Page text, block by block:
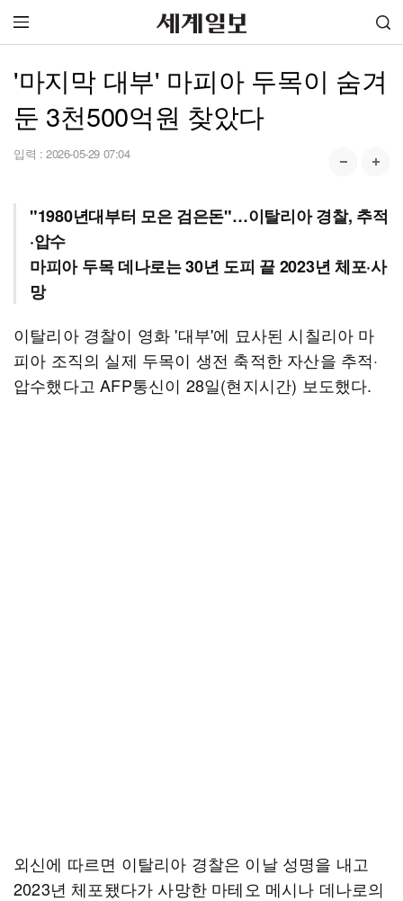
'마지막 대부' 마피아 두목이 숨겨
둔 3천500억원 찾았다
입력 : 2026-05-29 07:04
"1980년대부터 모은 검은돈"…이탈리아 경찰, 추적
·압수
마피아 두목 데나로는 30년 도피 끝 2023년 체포·사
망
이탈리아 경찰이 영화 '대부'에 묘사된 시칠리아 마
피아 조직의 실제 두목이 생전 축적한 자산을 추적·
압수했다고 AFP통신이 28일(현지시간) 보도했다.
외신에 따르면 이탈리아 경찰은 이날 성명을 내고
2023년 체포됐다가 사망한 마테오 메시나 데나로의